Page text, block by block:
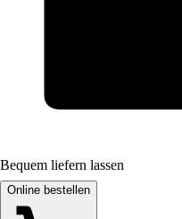
Bequem liefern lassen
Online bestellen